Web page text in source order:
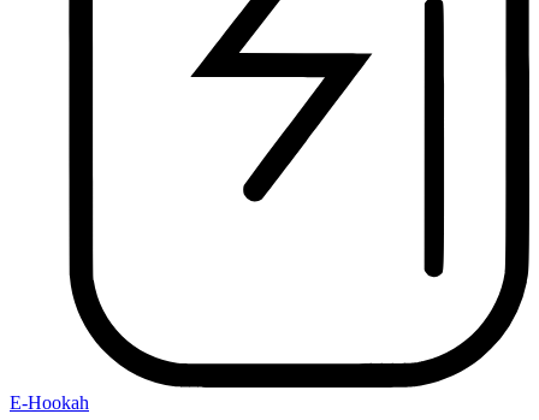
E-Hookah